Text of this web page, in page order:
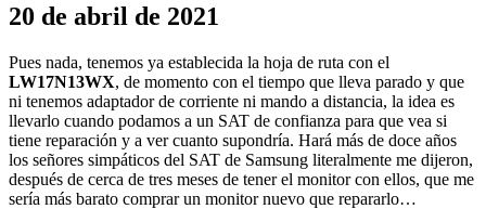
20 de abril de 2021
Pues nada, tenemos ya establecida la hoja de ruta con el
LW17N13WX, de momento con el tiempo que lleva parado y que
ni tenemos adaptador de corriente ni mando a distancia, la idea es
llevarlo cuando podamos a un SAT de confianza para que vea si
tiene reparación y a ver cuanto supondría. Hará más de doce años
los señores simpáticos del SAT de Samsung literalmente me dijeron,
después de cerca de tres meses de tener el monitor con ellos, que me
sería más barato comprar un monitor nuevo que repararlo…